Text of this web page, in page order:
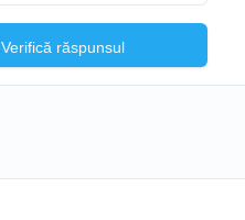
Verifică răspunsul